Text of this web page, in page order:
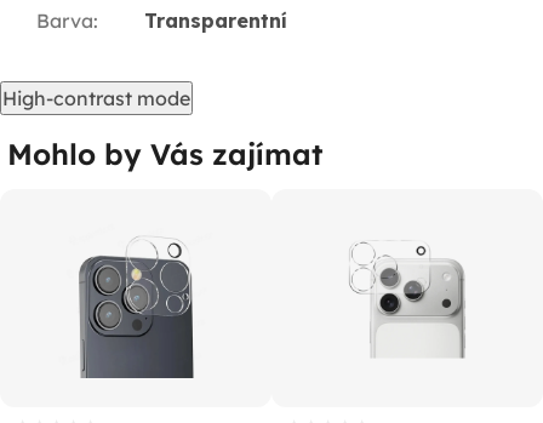
Barva: Transparentní
High-contrast mode
Mohlo by Vás zajímat